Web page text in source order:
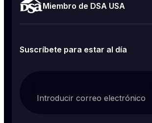
Miembro de DSA USA
Suscríbete para estar al día
Introducir correo electrónico